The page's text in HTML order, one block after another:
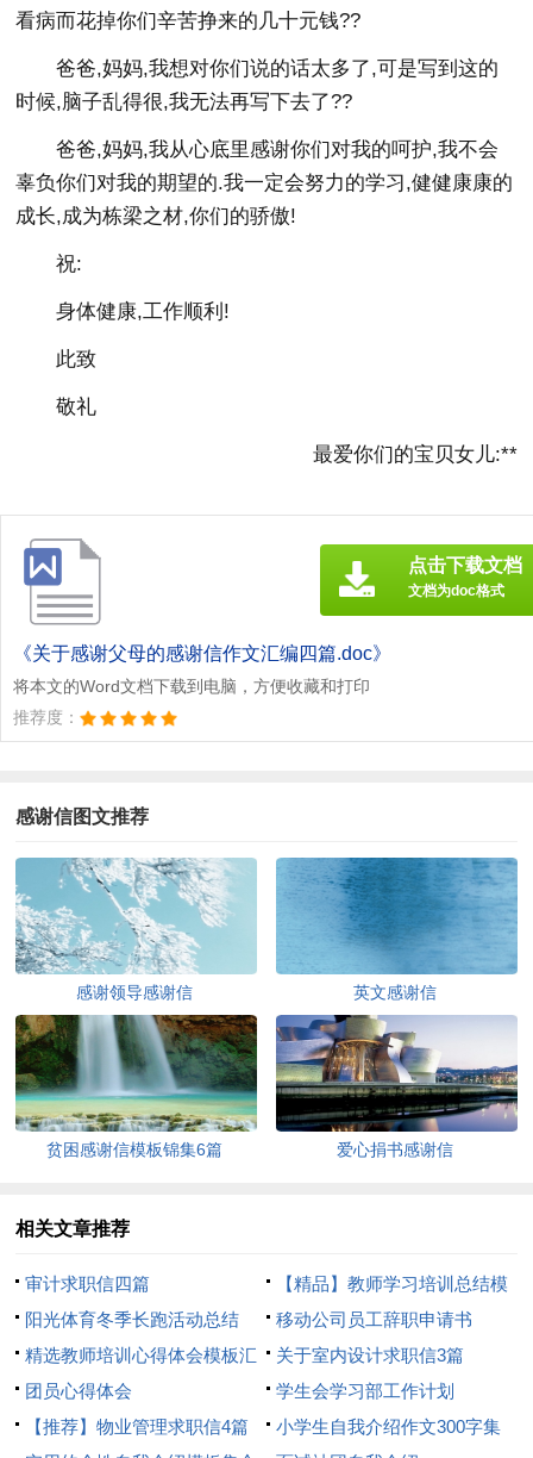
看病而花掉你们辛苦挣来的几十元钱??
爸爸,妈妈,我想对你们说的话太多了,可是写到这的
时候,脑子乱得很,我无法再写下去了??
爸爸,妈妈,我从心底里感谢你们对我的呵护,我不会
辜负你们对我的期望的.我一定会努力的学习,健健康康的
成长,成为栋梁之材,你们的骄傲!
祝:
身体健康,工作顺利!
此致
敬礼
最爱你们的宝贝女儿:**
《关于感谢父母的感谢信作文汇编四篇.doc》
将本文的Word文档下载到电脑，方便收藏和打印
推荐度：
点击下载文档
文档为doc格式
感谢信图文推荐
感谢领导感谢信 英文感谢信
贫困感谢信模板锦集6篇 爱心捐书感谢信
相关文章推荐
审计求职信四篇
【精品】教师学习培训总结模
板8篇
阳光体育冬季长跑活动总结
移动公司员工辞职申请书
精选教师培训心得体会模板汇
总8篇
关于室内设计求职信3篇
团员心得体会
学生会学习部工作计划
【推荐】物业管理求职信4篇
小学生自我介绍作文300字集